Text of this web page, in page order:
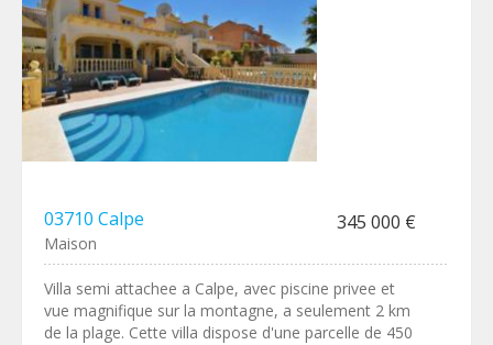
03710 Calpe 345 000 €
Maison
Villa semi attachee a Calpe, avec piscine privee et
vue magnifique sur la montagne, a seulement 2 km
de la plage. Cette villa dispose d'une parcelle de 450